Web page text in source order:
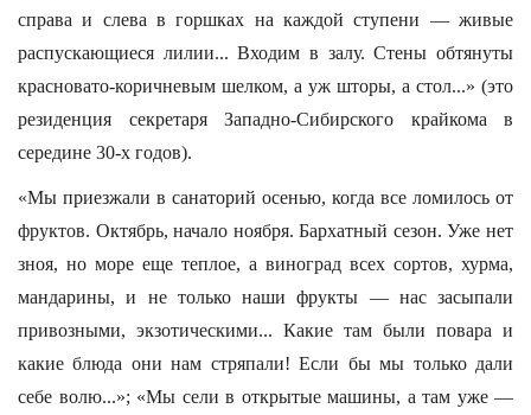
справа и слева в горшках на каждой ступени — живые
распускающиеся лилии... Входим в залу. Стены обтянуты
красновато-коричневым шелком, а уж шторы, а стол...» (это
резиденция секретаря Западно-Сибирского крайкома в
середине 30-х годов).
«Мы приезжали в санаторий осенью, когда все ломилось от
фруктов. Октябрь, начало ноября. Бархатный сезон. Уже нет
зноя, но море еще теплое, а виноград всех сортов, хурма,
мандарины, и не только наши фрукты — нас засыпали
привозными, экзотическими... Какие там были повара и
какие блюда они нам стряпали! Если бы мы только дали
себе волю...»; «Мы сели в открытые машины, а там уже —